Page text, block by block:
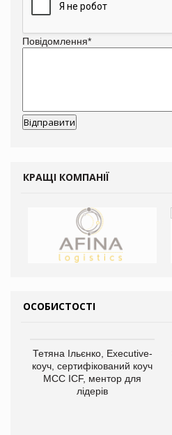
Повідомлення*
КРАЩІ КОМПАНІЇ
ОСОБИСТОСТІ
Тетяна Ільєнко, Executive-
коуч, сертифікований коуч
МСС ICF, ментор для
лідерів